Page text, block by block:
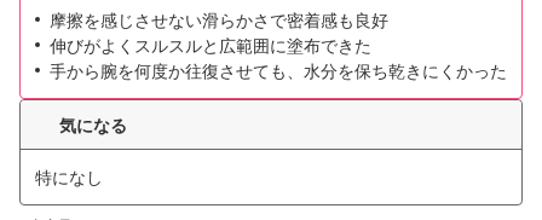
摩擦を感じさせない滑らかさで密着感も良好
伸びがよくスルスルと広範囲に塗布できた
手から腕を何度か往復させても、水分を保ち乾きにくかった
気になる
特になし